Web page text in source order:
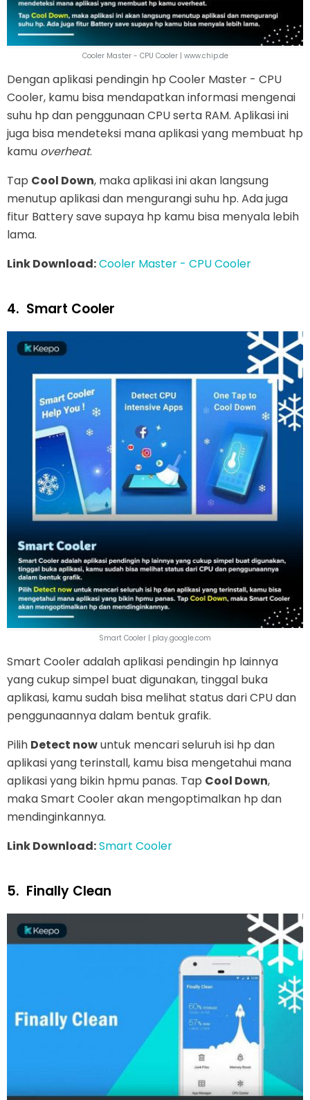
Cooler Master - CPU Cooler | www.chip.de
Dengan aplikasi pendingin hp Cooler Master - CPU
Cooler, kamu bisa mendapatkan informasi mengenai
suhu hp dan penggunaan CPU serta RAM. Aplikasi ini
juga bisa mendeteksi mana aplikasi yang membuat hp
kamu overheat.
Tap Cool Down, maka aplikasi ini akan langsung
menutup aplikasi dan mengurangi suhu hp. Ada juga
fitur Battery save supaya hp kamu bisa menyala lebih
lama.
Link Download:Cooler Master - CPU Cooler
4. Smart Cooler
Smart Cooler | play.google.com
Smart Cooler adalah aplikasi pendingin hp lainnya
yang cukup simpel buat digunakan, tinggal buka
aplikasi, kamu sudah bisa melihat status dari CPU dan
penggunaannya dalam bentuk grafik.
Pilih Detect nowuntuk mencari seluruh isi hp dan
aplikasi yang terinstall, kamu bisa mengetahui mana
aplikasi yang bikin hpmu panas. Tap Cool Down,
maka Smart Cooler akan mengoptimalkan hp dan
mendinginkannya.
Link Download:Smart Cooler
5. Finally Clean